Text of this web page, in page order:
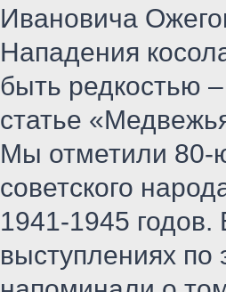
Ивановича
Нападения
быть редкостью
статье
Мы отметили 80-
советского
1941-1945 годов.
выступлениях по